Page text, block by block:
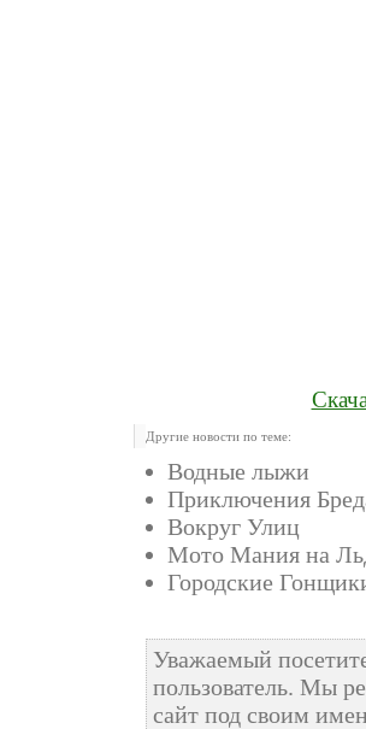
Другие новости по теме:
Водные лыжи
Приключения
Вокруг Улиц
Мото Мания на
Городские
Уважаемый
пользователь. Мы
сайт под своим